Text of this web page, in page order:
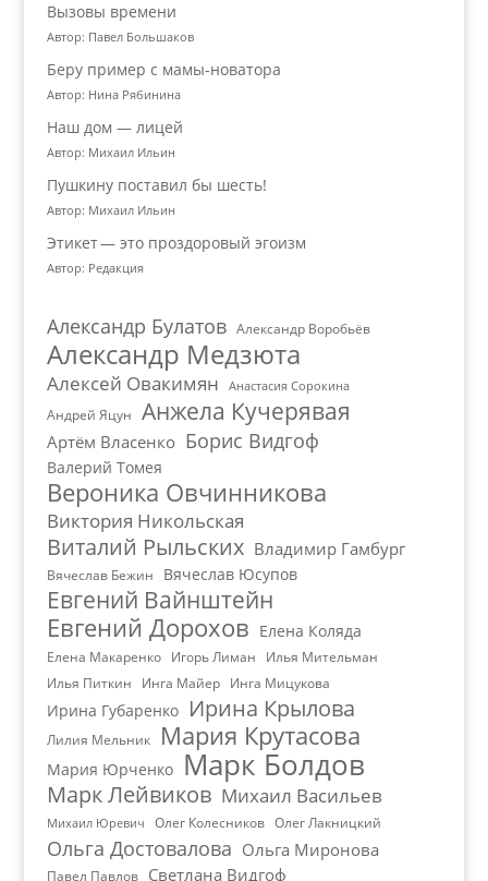
Вызовы времени
Автор: Павел Большаков
Беру пример с мамы-новатора
Автор: Нина Рябинина
Наш дом — лицей
Автор: Михаил Ильин
Пушкину поставил бы шесть!
Автор: Михаил Ильин
Этикет — это проздоровый эгоизм
Автор: Редакция
Александр Булатов Александр Воробьёв
Александр Медзюта
Алексей Овакимян Анастасия Сорокина
Андрей Яцун Анжела Кучерявая
Артём Власенко Борис Видгоф
Валерий Томея
Вероника Овчинникова
Виктория Никольская
Виталий Рыльских Владимир Гамбург
Вячеслав Бежин Вячеслав Юсупов
Евгений Вайнштейн
Евгений Дорохов Елена Коляда
Елена Макаренко Игорь Лиман
Илья Мительман
Илья Питкин
Инга Майер Инга Мицукова
Ирина Губаренко Ирина Крылова
Лилия Мельник Мария Крутасова
Мария Юрченко Марк Болдов
Марк Лейвиков Михаил Васильев
Михаил Юревич Олег Колесников Олег Лакницкий
Ольга Достовалова Ольга Миронова
Павел Павлов Светлана Видгоф